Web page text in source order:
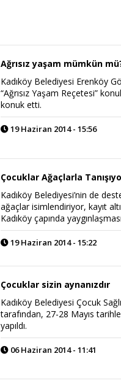
Ağrısız yaşam mümkün
Kadıköy Belediyesi Erenköy
“Ağrısız Yaşam Reçetesi”
konuk etti.
19 Haziran 2014 - 15:56
Çocuklar Ağaçlarla
Kadıköy Belediyesi’nin de
ağaçlar isimlendiriyor, kayıt
Kadıköy çapında
19 Haziran 2014 - 15:22
Çocuklar sizin aynanızdır
Kadıköy Belediyesi Çocuk
tarafından, 27-28 Mayıs
yapıldı.
06 Haziran 2014 - 11:41